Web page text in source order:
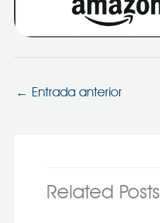
← Entrada anterior
Related Posts